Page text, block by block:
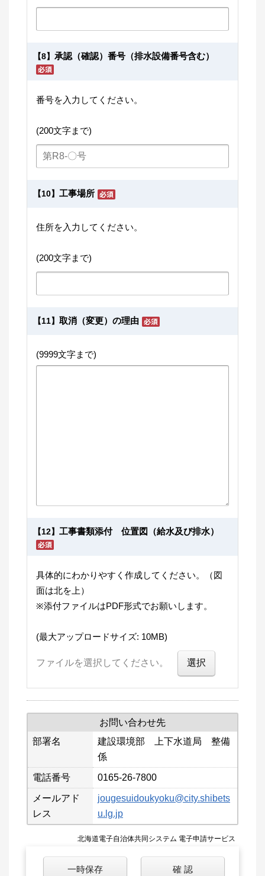
【8】 承認（確認）番号（排水設備番号含む）
番号を入力してください。
(200文字まで)
【10】 工事場所
住所を入力してください。
(200文字まで)
【11】 取消（変更）の理由
(9999文字まで)
【12】 工事書類添付 位置図（給水及び排水）
具体的にわかりやすく作成してください。（図
面は北を上）
※添付ファイルはPDF形式でお願いします。
(最大アップロードサイズ: 10MB)
ファイルを選択してください。
一時保存 確 認
お問い合わせ先
部署名
建設環境部 上下水道局 整備
係
電話番号 0165-26-7800
メールアド
レス
jougesuidoukyoku@city.shibets
u.lg.jp
北海道電子自治体共同システム 電子申請サービス